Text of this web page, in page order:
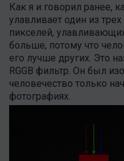
Как я и говорил ранее,
улавливает один из
пикселей,
больше, потому что
его лучше других. Это
RGGB фильтр. Он был
человечество только
фотографиях.